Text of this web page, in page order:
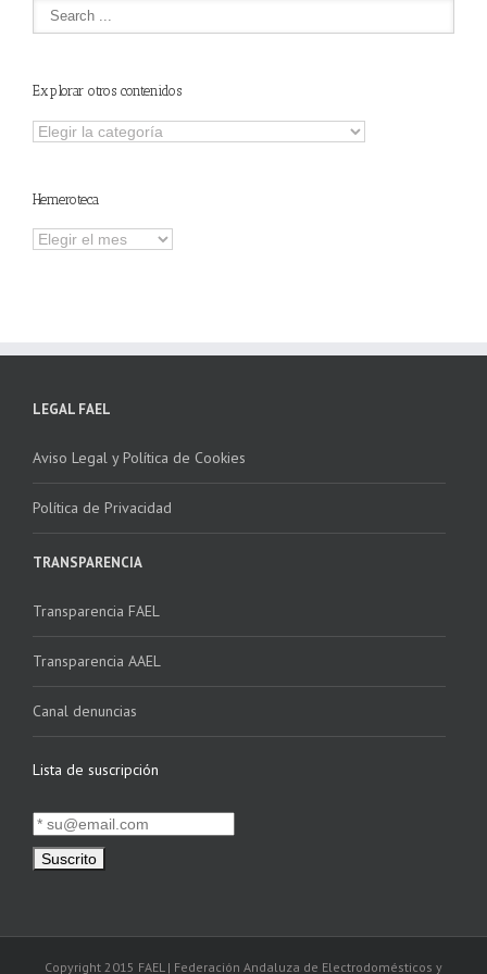
Explorar otros contenidos
Explorar
Hemeroteca
Hemeroteca
LEGAL FAEL
Aviso Legal y Política de Cookies
Política de Privacidad
TRANSPARENCIA
Transparencia FAEL
Transparencia AAEL
Canal denuncias
Lista de suscripción
Copyright 2015 FAEL | Federación Andaluza de Electrodomésticos y